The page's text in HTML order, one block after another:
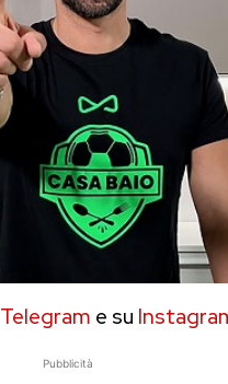
Telegram e su
Pubblicità